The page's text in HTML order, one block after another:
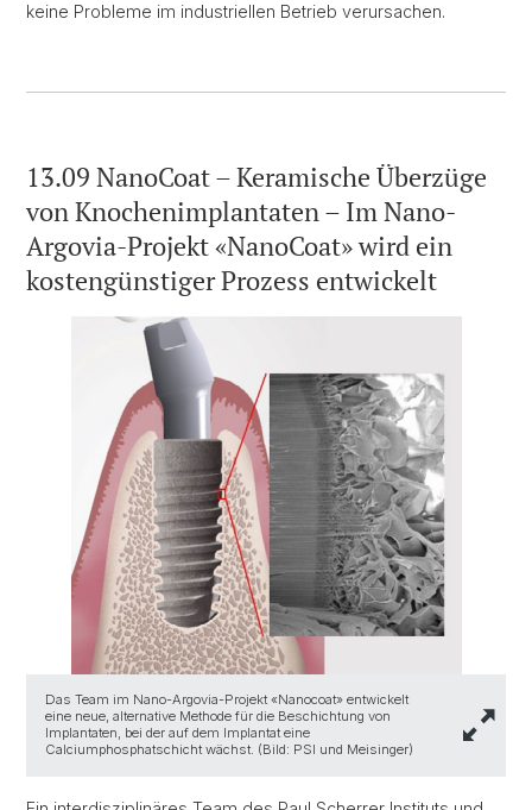
keine Probleme im industriellen Betrieb verursachen.
13.09 NanoCoat – Keramische Überzüge
von Knochenimplantaten – Im Nano-
Argovia-Projekt «NanoCoat» wird ein
kostengünstiger Prozess entwickelt
Das Team im Nano-Argovia-Projekt «Nanocoat» entwickelt
eine neue, alternative Methode für die Beschichtung von
Implantaten, bei der auf dem Implantat eine
Calciumphosphatschicht wächst. (Bild: PSI und Meisinger)